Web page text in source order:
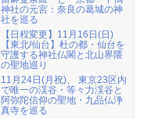
神社の元宮：奈良の葛城の神
社を巡る
【日程変更】11月16日(日)
【東北/仙台】杜の都・仙台を
守護する神社仏閣と北山界隈
の聖地巡り
11月24日(月祝)、 東京23区内
で唯一の渓谷・等々力渓谷と
阿弥陀信仰の聖地・九品仏浄
真寺を巡る